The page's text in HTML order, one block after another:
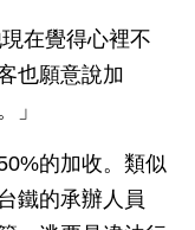
在覺得心裡不
也願意說加
」
的加收。類似
鐵的承辦人員